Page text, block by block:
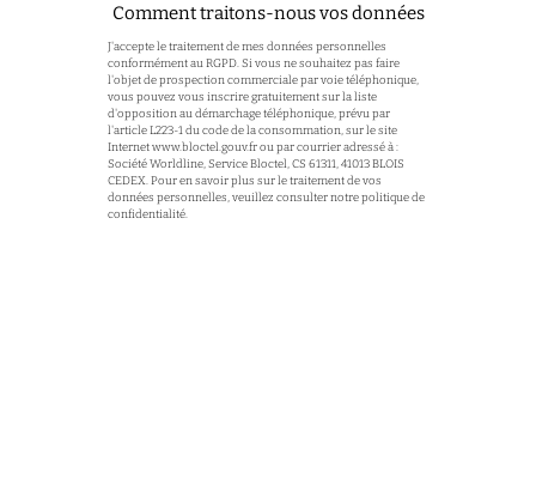
Comment traitons-nous vos données
J'accepte le traitement de mes données personnelles
conformément au RGPD. Si vous ne souhaitez pas faire
l'objet de prospection commerciale par voie téléphonique,
vous pouvez vous inscrire gratuitement sur la liste
d'opposition au démarchage téléphonique, prévu par
l'article L223-1 du code de la consommation, sur le site
Internetwww.bloctel.gouv.frou par courrier adressé à :
Société Worldline, Service Bloctel, CS 61311, 41013 BLOIS
CEDEX. Pour en savoir plus sur le traitement de vos
données personnelles, veuillez consulter notre politique de
confidentialité.